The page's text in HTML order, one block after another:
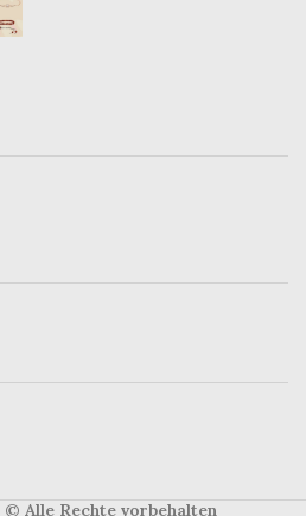
© Alle Rechte vorbehalten